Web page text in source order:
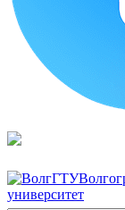
университет